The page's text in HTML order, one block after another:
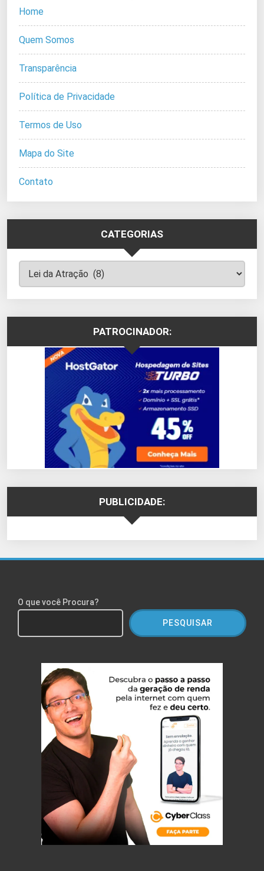
Home
Quem Somos
Transparência
Política de Privacidade
Termos de Uso
Mapa do Site
Contato
CATEGORIAS
Categorias
PATROCINADOR:
PUBLICIDADE:
O que você Procura?
PESQUISAR